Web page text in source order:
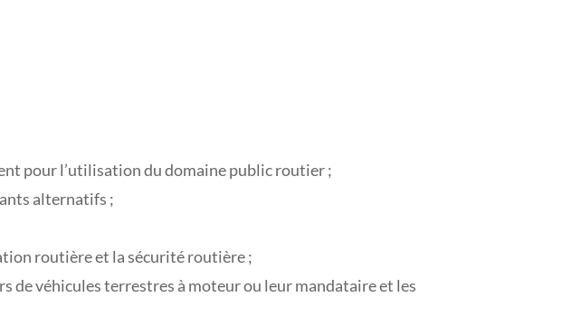
pour l’utilisation du domaine public routier ;
alternatifs ;
routière et la sécurité routière ;
de véhicules terrestres à moteur ou leur mandataire et les